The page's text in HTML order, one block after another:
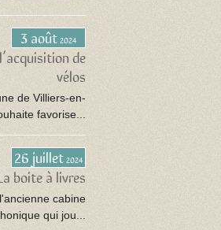
3 août 2024
de
vélos
de Villiers-en-
favorise...
26 juillet 2024
boite à livres
cabine
qui jou...